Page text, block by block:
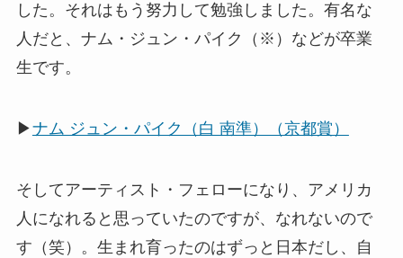
した。それはもう努力して勉強しました。有名な
人だと、ナム・ジュン・パイク（※）などが卒業
生です。
▶ナム ジュン・パイク（白 南準）（京都賞）
そしてアーティスト・フェローになり、アメリカ
人になれると思っていたのですが、なれないので
す（笑）。生まれ育ったのはずっと日本だし、自